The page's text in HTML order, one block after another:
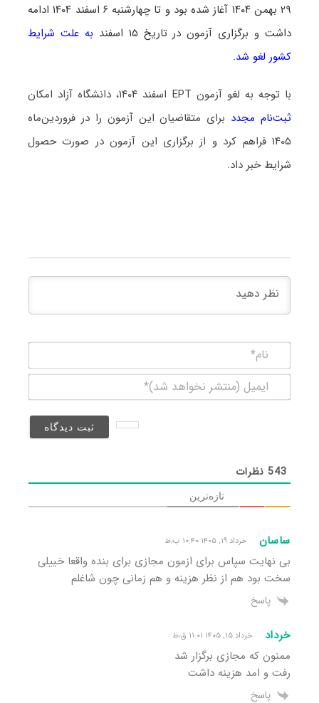
۲۹ بهمن ۱۴۰۴ آغاز شده بود و تا چهارشنبه ۶ اسفند ۱۴۰۴ ادامه
داشت و برگزاری آزمون در تاریخ ۱۵ اسفند
به علت شرایط
کشور لغو شد.
با توجه به لغو آزمون EPT اسفند ۱۴۰۴، دانشگاه آزاد امکان
ثبت‌نام مجدد برای متقاضیان این آزمون را در فروردین‌ماه
۱۴۰۵ فراهم کرد و از برگزاری این آزمون در صورت حصول
شرایط خبر داد.
(منتشر
543 نظرات
تازه‌ترین
ساسان خرداد ۱۹, ۱۴۰۵ ۱۰:۴۰ ب٫ظ
بی نهایت سپاس برای ازمون مجازی برای بنده واقعا خییلی
سخت بود هم از نظر هزینه و هم زمانی چون شاغلم
پاسخ
خرداد خرداد ۱۵, ۱۴۰۵ ۱۱:۰۱ ق٫ظ
ممنون که مجازی برگزار شد
رفت و امد هزینه داشت
پاسخ